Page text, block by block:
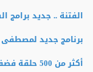
الفتنة .. جديد
برنامج جديد
أكثر من 500 حلقة فضفضة بين يديك